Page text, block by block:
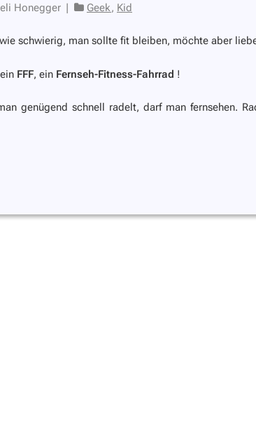
Honegger | Geek, Kid
schwierig, man sollte fit bleiben, möchte aber
FFF, ein Fernseh-Fitness-Fahrrad !
genügend schnell radelt, darf man fernsehen.